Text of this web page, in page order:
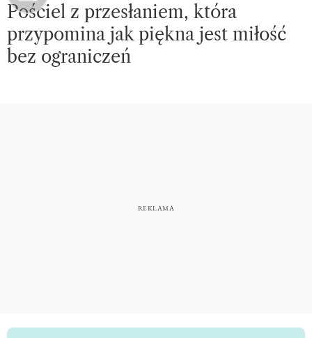
Pościel z przesłaniem, która
przypomina jak piękna jest miłość
bez ograniczeń